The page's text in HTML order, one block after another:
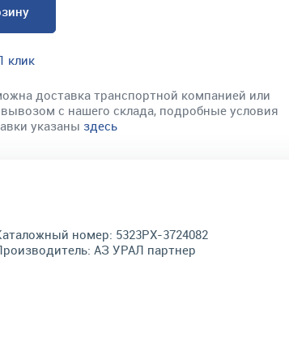
клик
доставка транспортной компанией или
с нашего склада, подробные условия
указаны здесь
номер: 5323РХ-3724082
АЗ УРАЛ партнер